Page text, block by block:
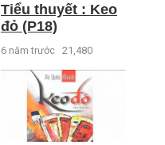
Tiểu thuyết : Keo
đỏ (P18)
6 năm trước 21,480